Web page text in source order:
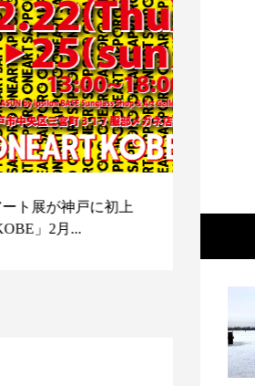
展が神戸に初上
」2月...